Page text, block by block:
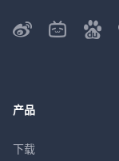
产品
下载